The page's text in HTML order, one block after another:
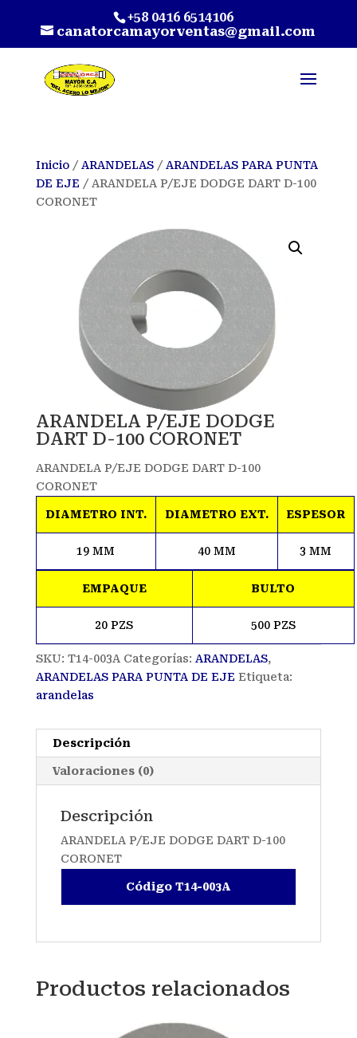
+58 0416 6514106
canatorcamayorventas@gmail.com
Inicio/ ARANDELAS/ ARANDELAS PARA PUNTA
DE EJE / ARANDELA P/EJE DODGE DART D-100
CORONET
ARANDELA P/EJE DODGE
DART D-100 CORONET
ARANDELA P/EJE DODGE DART D-100
CORONET
DIAMETRO INT. DIAMETRO EXT. ESPESOR
19 MM 40 MM 3 MM
EMPAQUE BULTO
20 PZS 500 PZS
SKU: T14-003A Categorías: ARANDELAS,
ARANDELAS PARA PUNTA DE EJE Etiqueta:
arandelas
Descripción
Valoraciones (0)
Descripción
ARANDELA P/EJE DODGE DART D-100
CORONET
Código T14-003A
Productos relacionados